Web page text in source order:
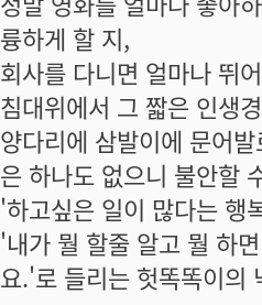
륭하게 할 지,
회사를 다니면 얼마나 뛰
침대위에서 그 짧은 인생
양다리에 삼발이에 문어
은 하나도 없으니 불안할
'하고싶은 일이 많다는 행
'내가 뭘 할줄 알고 뭘 하
요.'로 들리는 헛똑똑이의